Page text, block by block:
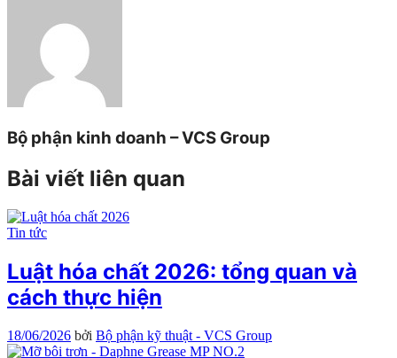
Bộ phận kinh doanh – VCS Group
Bài viết liên quan
Tin tức
Luật hóa chất 2026: tổng quan và
cách thực hiện
18/06/2026 bởi Bộ phận kỹ thuật - VCS Group